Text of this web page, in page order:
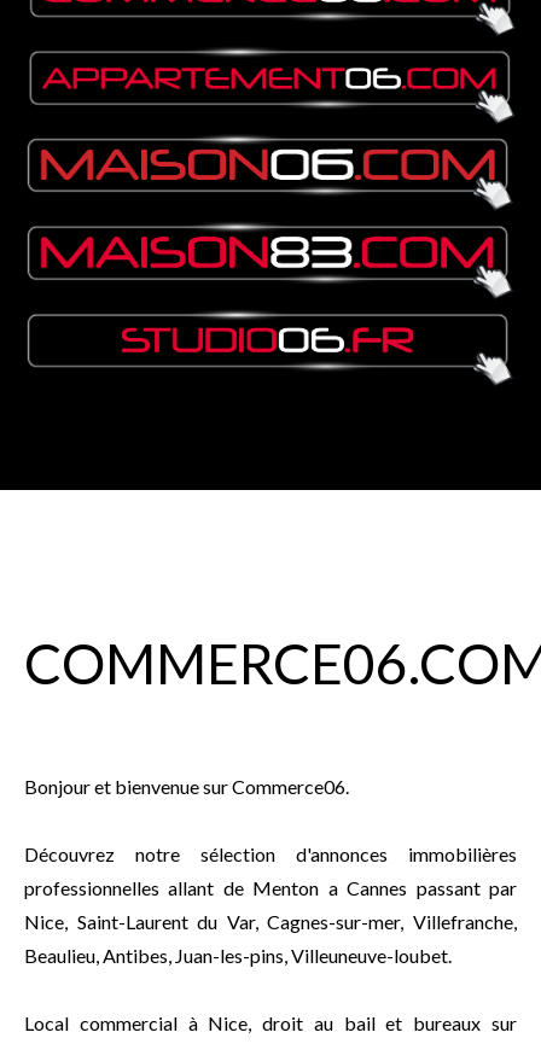
COMMERCE06
Bonjour et bienvenue sur Commerce06.
Découvrez notre sélection d'annonces immobilières
professionnelles allant de Menton a Cannes passant par
Nice, Saint-Laurent du Var, Cagnes-sur-mer, Villefranche,
Beaulieu, Antibes, Juan-les-pins, Villeuneuve-loubet.
Local commercial à Nice, droit au bail et bureaux sur